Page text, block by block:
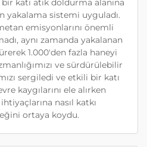
katı atık doldurma alanına
yakalama sistemi uyguladı.
emisyonlarını önemli
aynı zamanda yakalanan
1.000'den fazla haneyi
ve sürdürülebilir
sergiledi ve etkili bir katı
kaygılarını ele alırken
nasıl katkı
ortaya koydu.